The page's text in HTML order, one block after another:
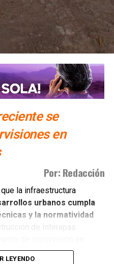
se
en
Por: Redacción
la infraestructura
urbanos cumpla
y la normatividad
de Interapas
población que buscan
LEYENDO